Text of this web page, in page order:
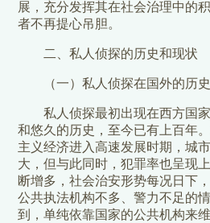
展，充分发挥其在社会治理中的
者不再提心吊胆。
二、私人侦探的历史和现状
（一）私人侦探在国外的历
私人侦探最初出现在西方国
和悠久的历史，至今已有上百年
主义经济进入高速发展时期，城
大，但与此同时，犯罪率也呈现
断增多，社会治安形势每况日下
公共执法机构不多、警力不足的
到，单纯依靠国家的公共机构来